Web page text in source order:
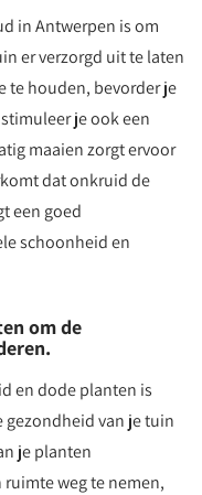
in Antwerpen is om
er verzorgd uit te laten
te houden, bevorder je
je ook een
maaien zorgt ervoor
dat onkruid de
een goed
schoonheid en
om de
en dode planten is
gezondheid van je tuin
je planten
weg te nemen,